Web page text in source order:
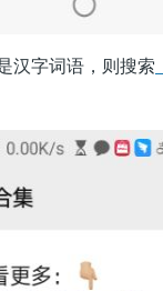
字词语，则搜索